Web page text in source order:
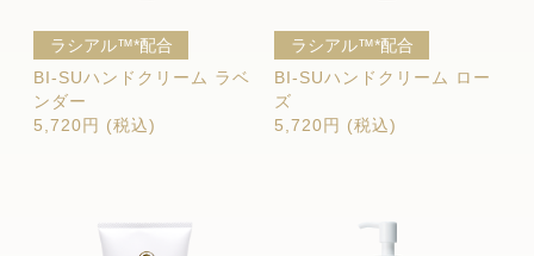
ラシアル™*配合
BI-SUハンドクリーム ラベ
ンダー
5,720円 (税込)
ラシアル™*配合
BI-SUハンドクリーム ロー
ズ
5,720円 (税込)